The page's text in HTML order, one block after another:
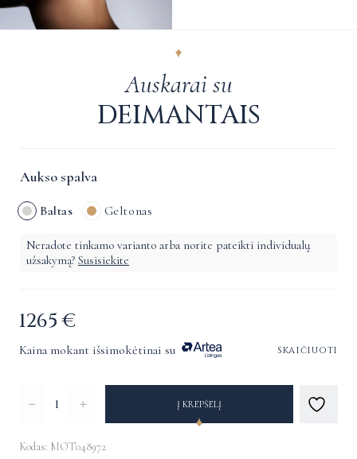
Auskarai su
DEIMANTAIS
Aukso spalva
Baltas Geltonas
Neradote tinkamo varianto arba norite pateikti individualų
užsakymą? Susisiekite
1265€
Kaina mokant išsimokėtinai su skaičiuoti
Auskarai
Į KREPŠELĮ
Kodas: MOT048972